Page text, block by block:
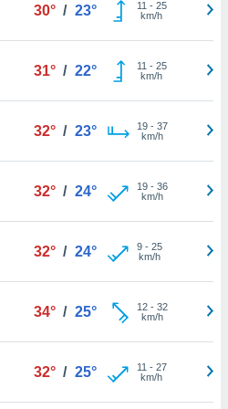
30° / 23° 11 - 25
km/h
31° / 22° 11 - 25
km/h
32° / 23° 19- 37
km/h
32° / 24° 19- 36
km/h
32° / 24° 9- 25
km/h
34° / 25° 12- 32
km/h
32° / 25° 11 - 27
km/h